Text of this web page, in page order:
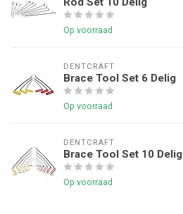
Op voorraad
DENTCRAFT
Brace Tool Set 6 Delig
Op voorraad
DENTCRAFT
Brace Tool Set 10 Delig
Op voorraad